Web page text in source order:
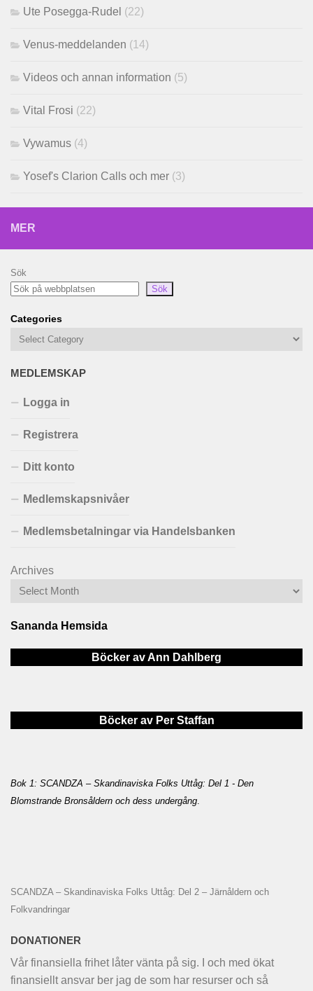
Ute Posegga-Rudel (22)
Venus-meddelanden (14)
Videos och annan information (5)
Vital Frosi (22)
Vywamus (4)
Yosef's Clarion Calls och mer (3)
MER
Sök
Sök
Categories
MEDLEMSKAP
Logga in
Registrera
Ditt konto
Medlemskapsnivåer
Medlemsbetalningar via Handelsbanken
Archives
Sananda Hemsida
Böcker av Ann Dahlberg
Böcker av Per Staffan
Bok 1: SCANDZA – Skandinaviska Folks Uttåg: Del 1 - Den
Blomstrande Bronsåldern och dess undergång
SCANDZA – Skandinaviska Folks Uttåg: Del 2 – Järnåldern och
Folkvandringar
DONATIONER
Vår finansiella frihet låter vänta på sig. I och med ökat
finansiellt ansvar ber jag de som har resurser och så